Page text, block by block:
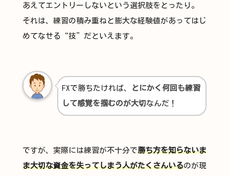
あえてエントリーしないという選択肢をとったり。
それは、練習の積み重ねと膨大な経験値があってはじ
めてなせる“技”だといえます。
FXで勝ちたければ、
とにかく何回も練習
して感覚を掴むのが大切なんだ！
ですが、実際には練習が不十分で勝ち方を知らないま
ま大切な資金を失ってしまう人がたくさんいるのが現